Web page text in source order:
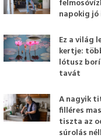
napokig
Ez a világ
kertje:
lótusz
tavát
A nagyik
filléres
tiszta az
súrolás